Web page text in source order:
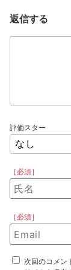
返信する
評価スター
［必須］
［必須］
次回のコメン